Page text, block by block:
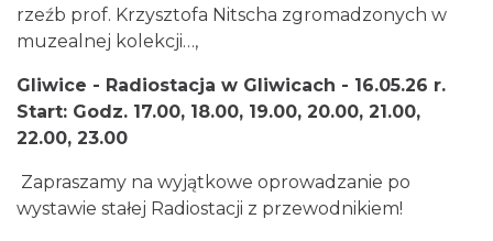
rzeźb prof. Krzysztofa Nitscha zgromadzonych w
muzealnej kolekcji…,
Gliwice - Radiostacja w Gliwicach - 16.05.26 r.
Start: Godz. 17.00, 18.00, 19.00, 20.00, 21.00,
22.00, 23.00
Zapraszamy na wyjątkowe oprowadzanie po
wystawie stałej Radiostacji z przewodnikiem!